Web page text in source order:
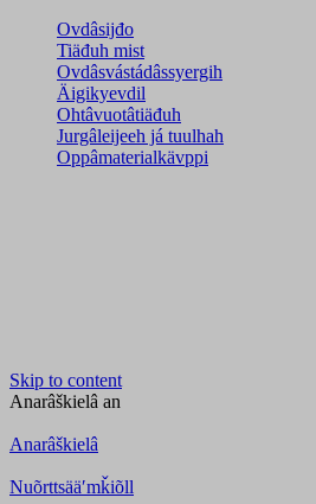
Ovdâsijđo
Tiäđuh mist
Ovdâsvástádâssyergih
Äigikyevdil
Ohtâvuotâtiäđuh
Jurgâleijeeh já tuulhah
Oppâmaterialkävppi
Skip to content
Anarâškielâ an
Anarâškielâ
Nuõrttsääʹmǩiõll